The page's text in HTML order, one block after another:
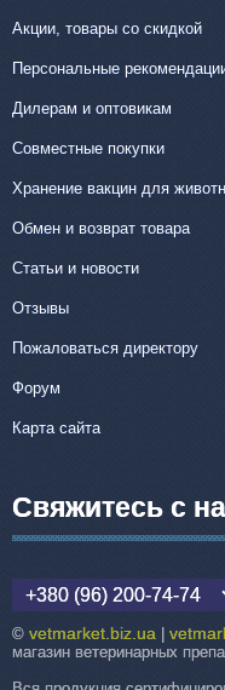
Акции, товары со скидкой
Персональные
Дилерам и оптовикам
Совместные покупки
Хранение вакцин для
Обмен и возврат товара
Статьи и новости
Отзывы
Пожаловаться директору
Форум
Карта сайта
Свяжитесь с
+380 (96) 200-74-74
© vetmarket.biz.ua |
магазин ветеринарных